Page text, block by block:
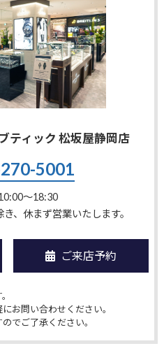
ティック 松坂屋静岡店
5001
〜18:30
、休まず営業いたします。
ご来店予約
お問い合わせください。
でご了承ください。